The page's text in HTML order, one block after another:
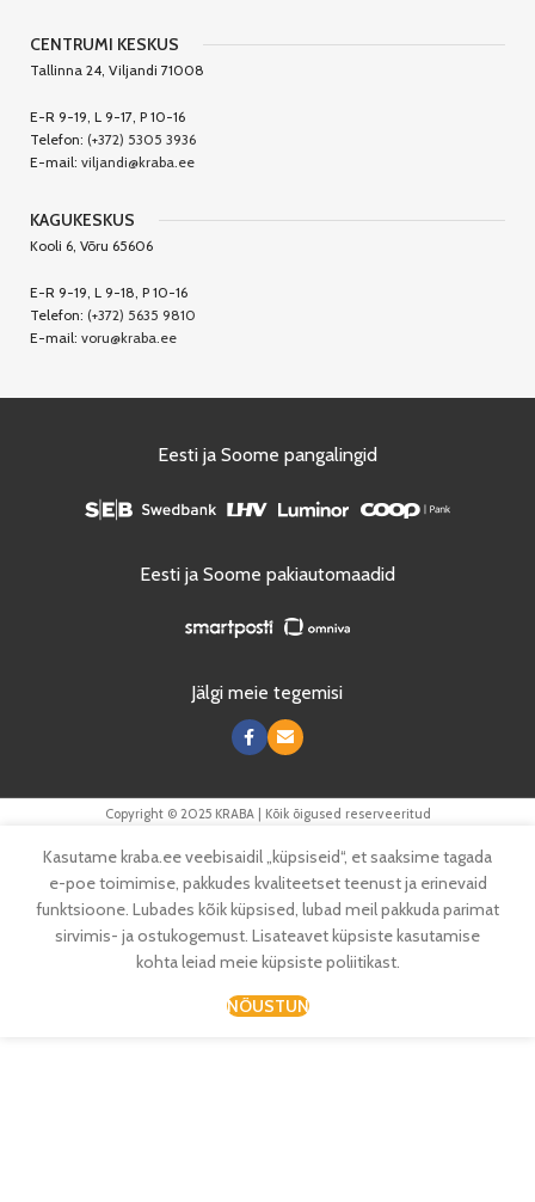
CENTRUMI KESKUS
Tallinna 24, Viljandi 71008
E-R 9-19, L 9-17, P 10-16
Telefon: (+372) 5305 3936
E-mail: viljandi@kraba.ee
KAGUKESKUS
Kooli 6, Võru 65606
E-R 9-19, L 9-18, P 10-16
Telefon: (+372) 5635 9810
E-mail: voru@kraba.ee
Eesti ja Soome pangalingid
Eesti ja Soome pakiautomaadid
Jälgi meie tegemisi
Copyright © 2025 KRABA | Kõik õigused reserveeritud
Kasutame kraba.ee veebisaidil „küpsiseid“, et saaksime tagada
e-poe toimimise, pakkudes kvaliteetset teenust ja erinevaid
funktsioone. Lubades kõik küpsised, lubad meil pakkuda parimat
sirvimis- ja ostukogemust. Lisateavet küpsiste kasutamise
kohta leiad meie küpsiste poliitikast.
NÕUSTUN